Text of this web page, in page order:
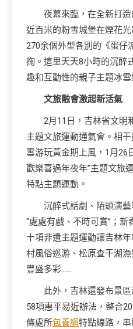
夜幕來臨，在全新打
近百米的粉雪城堡在煙花
270余個外型各別的《蛋仔
掬。這里天天8小時的沉醉
趣和互動性的親子主題冰雪
文旅融會激起新活氣
2月11日，吉林省文明
主題文旅運動通氣會。相
雪游玩黃金期上風，1月26
歡樂喜過年夜年”主題文旅
特點主題運動。
沉醉式話劇、陌頭演
“處處有戲、不時可賞”；
十項非遺主題運動讓吉林
村風俗巡游、松原查干湖
豐盛多彩……
此外，吉林還發布景
58項惠平易近辦法，整合
條處所包養網特點線路，